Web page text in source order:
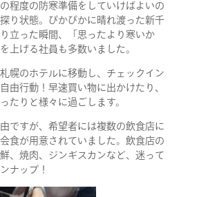
程度の防寒準備をしていけばよいの
り状態。ぴかぴかに晴れ渡った新千
立った瞬間、「思ったより寒いか
上げる社員も多数いました。
幌のホテルに移動し、チェックイン
由行動！早速買い物に出かけたり、
たりと様々に過ごします。
ですが、希望者には複数の飲食店に
食が用意されていました。飲食店の
、焼肉、ジンギスカンなど、迷って
ナップ！